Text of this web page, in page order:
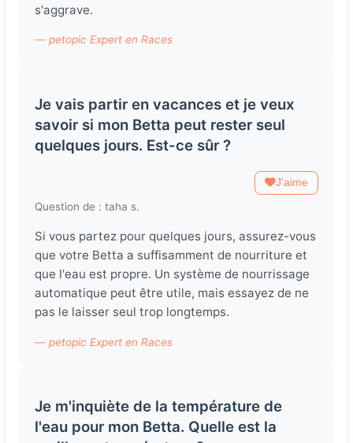
s'aggrave.
— petopic Expert en Races
Je vais partir en vacances et je veux
savoir si mon Betta peut rester seul
quelques jours. Est-ce sûr ?
J'aime
Question de : taha s.
Si vous partez pour quelques jours, assurez-vous
que votre Betta a suffisamment de nourriture et
que l'eau est propre. Un système de nourrissage
automatique peut être utile, mais essayez de ne
pas le laisser seul trop longtemps.
— petopic Expert en Races
Je m'inquiète de la température de
l'eau pour mon Betta. Quelle est la